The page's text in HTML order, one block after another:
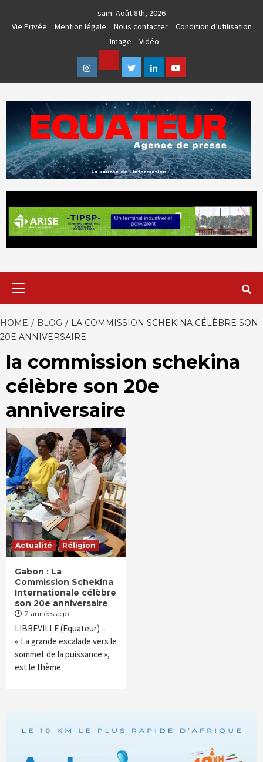
sam. Août 8th, 2026
Vie Privée
Mention légale Nous contacter
Condition d’utilisation
Image
Vidéo
Instagram
Facebook
TwitterLinkedinYoutube
EQUATEUR
HOME BLOG
LA COMMISSION SCHEKINA CÉLÈBRE SON
20E ANNIVERSAIRE
la commission schekina
célèbre son 20e
anniversaire
Actualité Réligion
Gabon : La
Commission Schekina
Internationale célèbre
son 20e anniversaire
2 années ago
LIBREVILLE (Equateur) –
« La grande escalade vers le
sommet de la puissance »,
est le thème